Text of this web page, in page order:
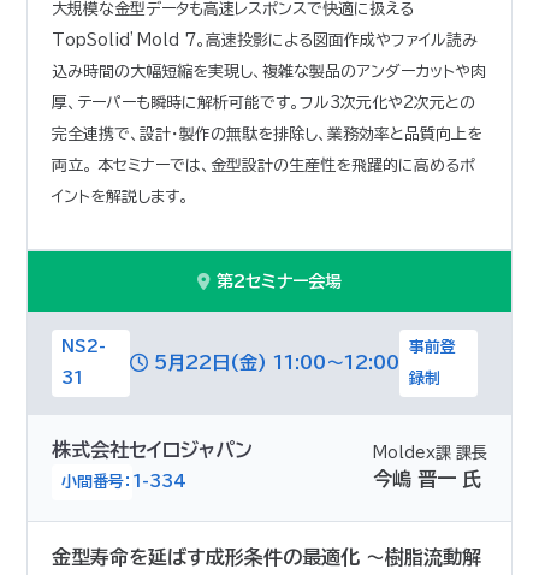
大規模な金型データも高速レスポンスで快適に扱える
TopSolid’Mold 7。高速投影による図面作成やファイル読み
込み時間の大幅短縮を実現し、複雑な製品のアンダーカットや肉
厚、テーパーも瞬時に解析可能です。フル3次元化や2次元との
完全連携で、設計・製作の無駄を排除し、業務効率と品質向上を
両立。 本セミナーでは、金型設計の生産性を飛躍的に高めるポ
イントを解説します。
第2セミナー会場
NS2-
31
5月22日(金) 11:00～12:00
事前登
録制
株式会社セイロジャパン
小間番号：1-334
Moldex課 課長
今嶋 晋一 氏
金型寿命を延ばす成形条件の最適化 〜樹脂流動解